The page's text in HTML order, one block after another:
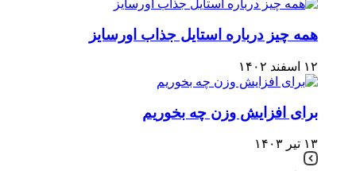
همه چیز درباره استایل جذاب اورسایز
۱۲ اسفند ۱۴۰۲
برای افزایش وزن چه بخوریم
۱۳ تیر ۱۴۰۳